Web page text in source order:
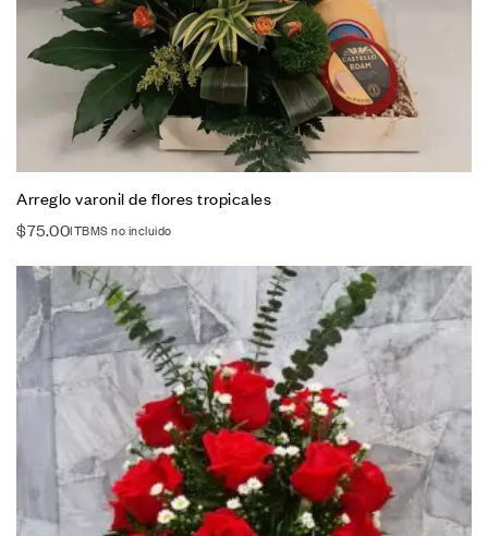
Arreglo varonil de flores tropicales
$75.00ITBMS no incluido